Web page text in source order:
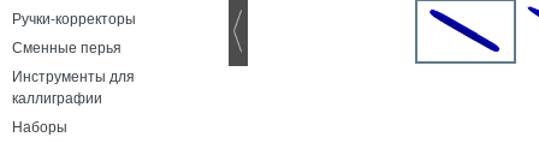
Ручки-корректоры
Сменные перья
Инструменты для
каллиграфии
Наборы